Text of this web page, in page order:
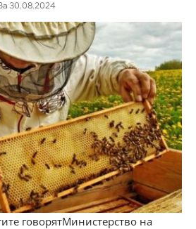
30.08.2024
говорятМинистерство на